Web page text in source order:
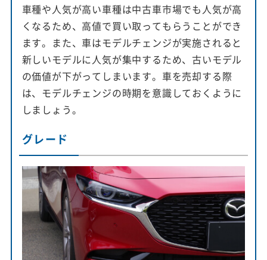
車種や人気が高い車種は中古車市場でも人気が高
くなるため、高値で買い取ってもらうことができ
ます。また、車はモデルチェンジが実施されると
新しいモデルに人気が集中するため、古いモデル
の価値が下がってしまいます。車を売却する際
は、モデルチェンジの時期を意識しておくように
しましょう。
グレード